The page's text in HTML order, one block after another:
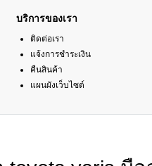
บริการของเรา
ติดต่อเรา
แจ้งการชำระเงิน
คืนสินค้า
แผนผังเว็บไซต์